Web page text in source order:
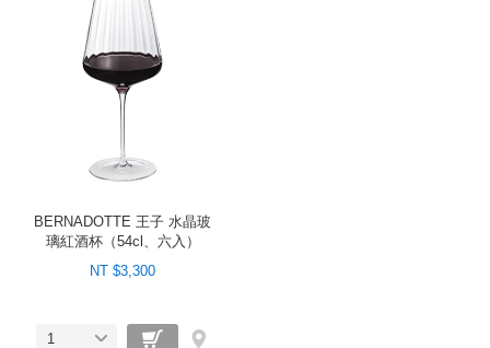
BERNADOTTE 王子 水晶玻
璃紅酒杯（54cl、六入）
NT $3,300
1